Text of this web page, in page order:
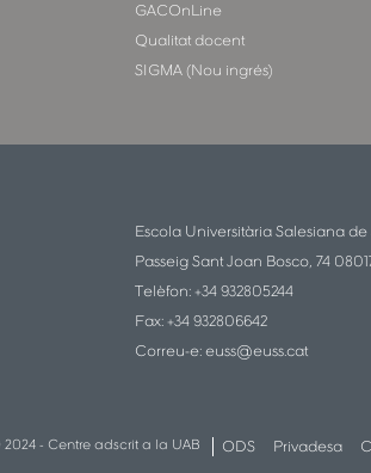
GACOnLine
Qualitat docent
SIGMA (Nou ingrés)
Escola Universitària Salesiana de
Passeig Sant Joan Bosco, 74
Telèfon: +34 932805244
Fax: +34 932806642
Correu-e:euss@euss.cat
- Centre adscrit a la UAB ODS Privadesa